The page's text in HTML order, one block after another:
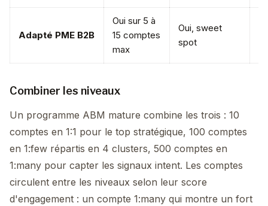
Adapté PME B2B
Oui sur 5 à
15 comptes
max
Oui, sweet
spot
Combiner les niveaux
Un programme ABM mature combine les trois : 10
comptes en 1:1 pour le top stratégique, 100 comptes
en 1:few répartis en 4 clusters, 500 comptes en
1:many pour capter les signaux intent. Les comptes
circulent entre les niveaux selon leur score
d'engagement : un compte 1:many qui montre un fort